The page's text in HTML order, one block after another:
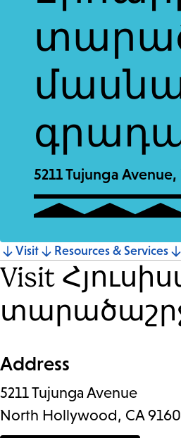
5211 Tujunga
Jump
to
section
Visit Resources & Services
Visit
Address
5211 Tujunga Avenue
North Hollywood, CA